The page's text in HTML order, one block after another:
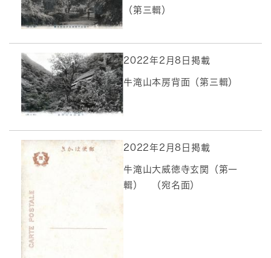
（第三輯）
2022年2月8日掲載
牛滝山本房背面（第三輯）
2022年2月8日掲載
牛滝山大威徳寺玄関（第一
輯） （宛名面）